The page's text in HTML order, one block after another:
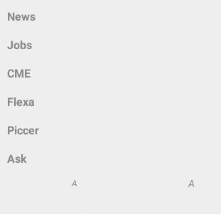
News
Jobs
CME
Flexa
Piccer
Ask
A A